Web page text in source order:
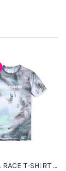
NNORMAL RACE T-SHIRT W